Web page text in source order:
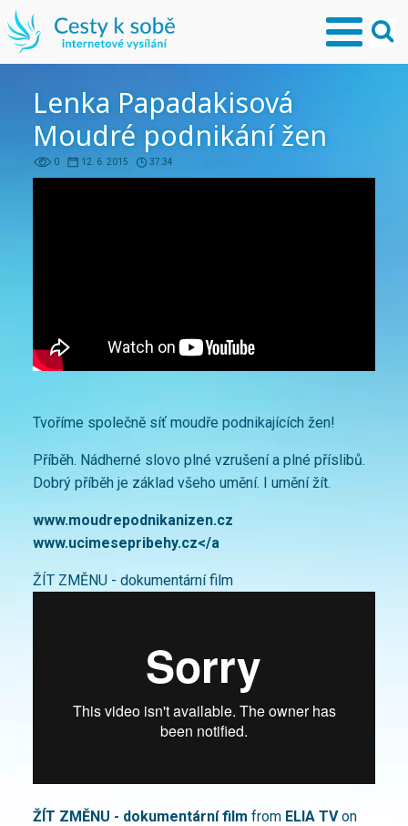
Lenka Papadakisová
Moudré podnikání žen
0 12. 6. 2015 37:34
Tvoříme společně síť moudře podnikajících žen!
Příběh. Nádherné slovo plné vzrušení a plné příslibů.
Dobrý příběh je základ všeho umění. I umění žít.
www.moudrepodnikanizen.cz
www.ucimesepribehy.cz</a
ŽÍT ZMĚNU - dokumentární film
ŽÍT ZMĚNU - dokumentární film from ELIA TVon